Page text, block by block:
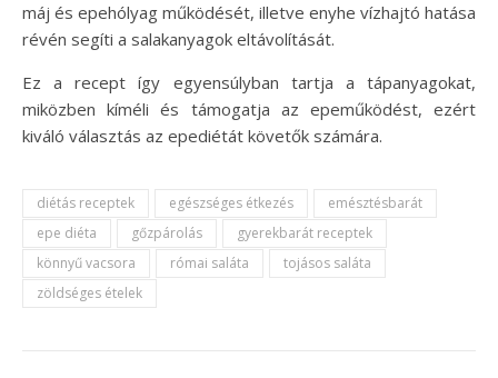
máj és epehólyag működését, illetve enyhe vízhajtó hatása
révén segíti a salakanyagok eltávolítását.
Ez a recept így egyensúlyban tartja a tápanyagokat,
miközben kíméli és támogatja az epeműködést, ezért
kiváló választás az epediétát követők számára.
diétás receptek egészséges étkezés
emésztésbarát
epe diéta
gőzpárolás
gyerekbarát receptek
könnyű vacsora
római saláta
tojásos saláta
zöldséges ételek